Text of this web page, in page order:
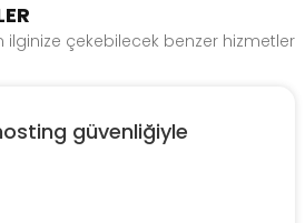
çekebilecek benzer hizmetler
güvenliğiyle